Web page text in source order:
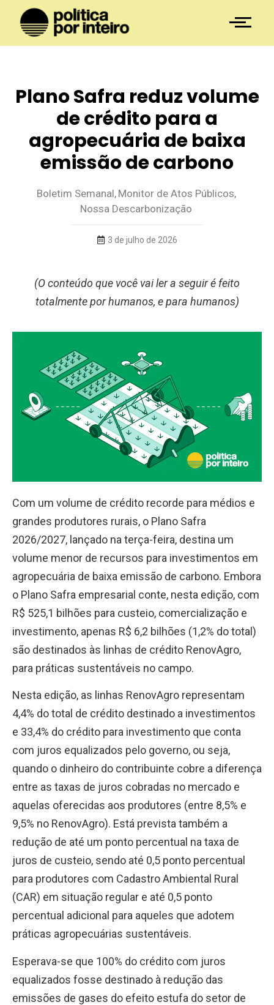
Plano Safra reduz volume
de crédito para a
agropecuária de baixa
emissão de carbono
Boletim Semanal, Monitor de Atos Públicos,
Nossa Descarbonização
3 de julho de 2026
(O conteúdo que você vai ler a seguir é feito
totalmente por humanos, e para humanos)
Com um volume de crédito recorde para médios e
grandes produtores rurais, o Plano Safra
2026/2027, lançado na terça-feira, destina um
volume menor de recursos para investimentos em
agropecuária de baixa emissão de carbono. Embora
o Plano Safra empresarial conte, nesta edição, com
R$ 525,1 bilhões para custeio, comercialização e
investimento, apenas R$ 6,2 bilhões (1,2% do total)
são destinados às linhas de crédito RenovAgro,
para práticas sustentáveis no campo.
Nesta edição, as linhas RenovAgro representam
4,4% do total de crédito destinado a investimentos
e 33,4% do crédito para investimento que conta
com juros equalizados pelo governo, ou seja,
quando o dinheiro do contribuinte cobre a diferença
entre as taxas de juros cobradas no mercado e
aquelas oferecidas aos produtores (entre 8,5% e
9,5% no RenovAgro). Está prevista também a
redução de até um ponto percentual na taxa de
juros de custeio, sendo até 0,5 ponto percentual
para produtores com Cadastro Ambiental Rural
(CAR) em situação regular e até 0,5 ponto
percentual adicional para aqueles que adotem
práticas agropecuárias sustentáveis.
Esperava-se que 100% do crédito com juros
equalizados fosse destinado à redução das
emissões de gases do efeito estufa do setor de